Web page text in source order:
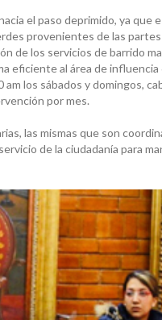
el paso deprimido, ya que
provenientes de las
de los servicios de barrido
eficiente al área de influencia
los sábados y domingos,
por mes.
las mismas que son
de la ciudadanía para